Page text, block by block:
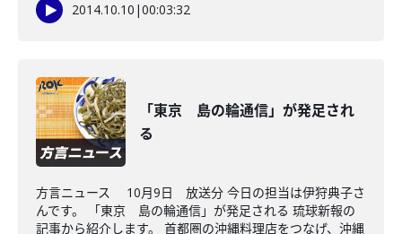
2014.10.10 |00:03:32
「東京 島の輪通信」が発足され
る
方言ニュース 10月9日 放送分 今日の担当は伊狩典子さ
んです。 「東京 島の輪通信」が発足される 琉球新報の
記事から紹介します。 首都圏の沖縄料理店をつなげ、沖縄